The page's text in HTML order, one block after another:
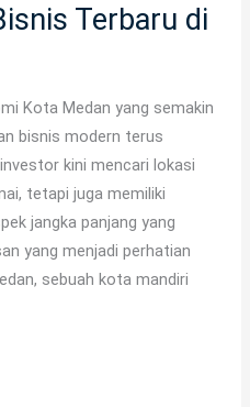
Terbaru di
Kota Medan yang semakin
bisnis modern terus
kini mencari lokasi
tetapi juga memiliki
jangka panjang yang
yang menjadi perhatian
sebuah kota mandiri